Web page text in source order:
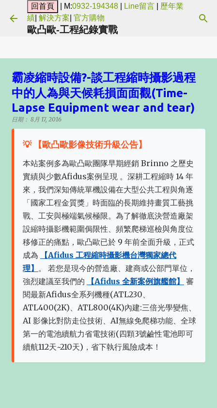
跳到主要內容
| M:0932-194348 Line留言
歷年業
績 解決方案 官方購物
歐凸歐-工程紀錄實戰
霸凌縮時設備?-談工程縮時攝影過程
中的人為與天候耗損面面觀(Time-
Lapse Equipment wear and tear)
日期： 8月 17, 2016
💡 【歐凸歐影像技術升級公告】
本站案例多為歐凸歐團隊早期經銷 Brinno 之歷史
實績與少數Afidus案例呈現 。深耕工程縮時 14 年
來，我們深知傳統單機設備在大型公共工程與角逐
「國家工程金質獎」時面臨的長期維持畫質工藝挑
戰、工安與極端氣候極限。為了解徹底決營造廠架
設縮時攝影機範圍侷限性、頻繁爬梯巡檢與角度位
移修正的痛點，歐凸歐已於 9 年前全面升級，正式
成為
【Afidus 工程縮時攝影機台灣獨家總代
理】 。 若您是現今的營造廠、建商或公部門單位，
強烈建議至我們的
【Afidus 全新案例旗艦館】
審
閱最新Afidus全系列機種(ATL230、
ATL400(2K)、ATL800(4K)內建:三倍光學變焦、
AI 影像比對防走位技術、AI無線免爬梯功能、全球
第一的電池續航力省電技術(四顆3號鹼性電池即可
續航112天~210天)，省下執行風險成本！